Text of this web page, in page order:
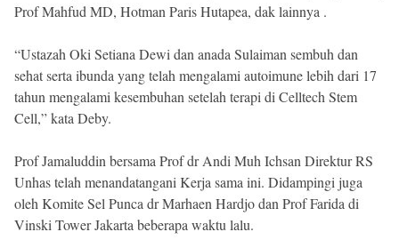
Prof Mahfud MD, Hotman Paris Hutapea, dak lainnya .
“Ustazah Oki Setiana Dewi dan anada Sulaiman sembuh dan
sehat serta ibunda yang telah mengalami autoimune lebih dari 17
tahun mengalami kesembuhan setelah terapi di Celltech Stem
Cell,” kata Deby.
Prof Jamaluddin bersama Prof dr Andi Muh Ichsan Direktur RS
Unhas telah menandatangani Kerja sama ini. Didampingi juga
oleh Komite Sel Punca dr Marhaen Hardjo dan Prof Farida di
Vinski Tower Jakarta beberapa waktu lalu.